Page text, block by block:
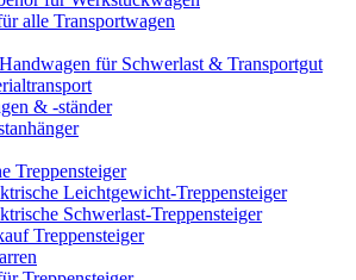
alle Transportwagen
für Schwerlast & Transportgut
& -ständer
Treppensteiger
Leichtgewicht-Treppensteiger
Schwerlast-Treppensteiger
Treppensteiger